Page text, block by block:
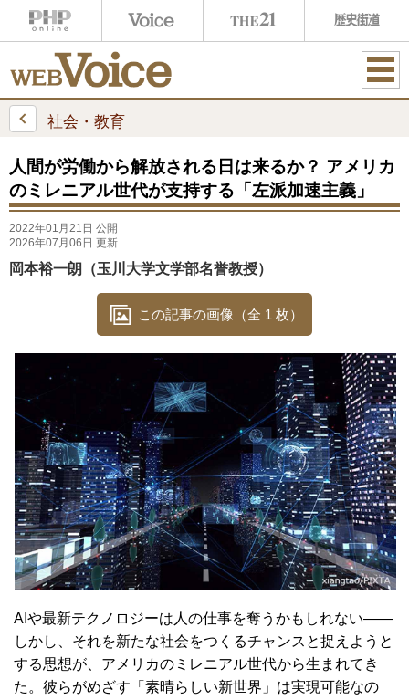
ME
社会・教育
人間が労働から解放される日は来るか？ アメリカ
のミレニアル世代が支持する「左派加速主義」
2022年01月21日 公開
2026年07月06日 更新
岡本裕一朗（玉川大学文学部名誉教授）
この記事の画像（全 1 枚）
AIや最新テクノロジーは人の仕事を奪うかもしれない――
しかし、それを新たな社会をつくるチャンスと捉えようと
する思想が、アメリカのミレニアル世代から生まれてき
た。彼らがめざす「素晴らしい新世界」は実現可能なの